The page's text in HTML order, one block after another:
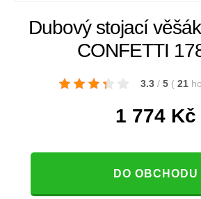
Dubový stojací
CONFETTI
3.3 / 5 ( 21
1 774 Kč
DO OBCHODU